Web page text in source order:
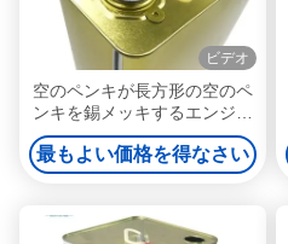
ビデオ
空のペンキが長方形の空のペ
ンキを錫メッキするエンジン
オイルは圧力ねじ帽子との1
ガロンを缶詰にする
最もよい価格を得なさい